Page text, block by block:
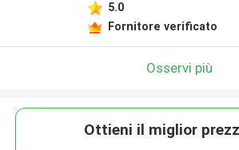
5.0
Fornitore verificato
Osservi più
Ottieni il miglior